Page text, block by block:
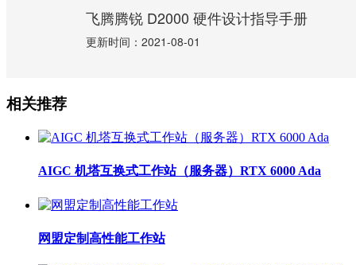
飞腾腾锐 D2000 硬件设计指导手册
更新时间：2021-08-01
相关推荐
AIGC 机塔互换式工作站（服务器）RTX 6000 Ada
网盟定制高性能工作站